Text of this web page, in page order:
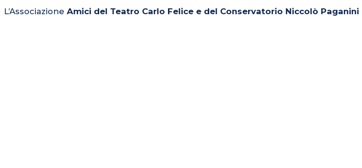
L’Associazione Amici del Teatro Carlo Felice e del Conservatorio Niccolò Paganini